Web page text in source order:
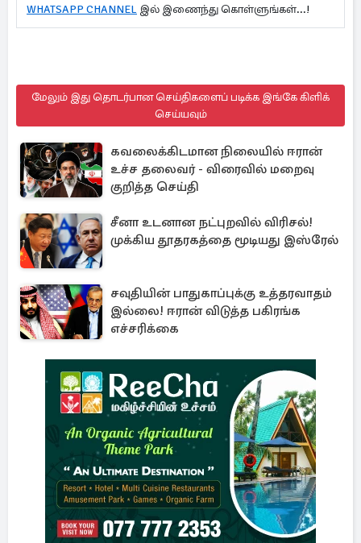
WHATSAPP CHANNEL இல் இணைந்து கொள்ளுங்கள்...!
மேலும் இது தொடர்பான செய்திகளைப் படிக்க இங்கே கிளிக்
செய்யவும்
கவலைக்கிடமான நிலையில் ஈரான்
உச்ச தலைவர் - விரைவில் மறைவு
குறித்த செய்தி
சீனா உடனான நட்புறவில் விரிசல்!
முக்கிய தூதரகத்தை மூடியது இஸ்ரேல்
சவுதியின் பாதுகாப்புக்கு உத்தரவாதம்
இல்லை! ஈரான் விடுத்த பகிரங்க
எச்சரிக்கை